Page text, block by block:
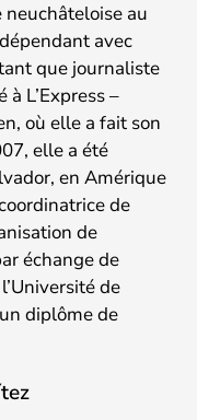
au
avec
que journaliste
L’Express –
où elle a fait son
elle a été
en Amérique
de
de
échange de
de
diplôme de